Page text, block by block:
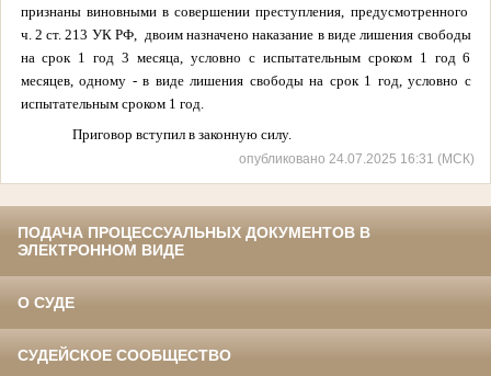
признаны виновными всовершении преступления, предусмотренного
ч. 2 ст. 213 УК РФ,
двоим назначено наказание в виде лишения свободы
на срок 1 год 3 месяца, условно с испытательным сроком 1 год 6
месяцев, одному - в виде лишения свободы на срок 1 год, условно с
испытательным сроком 1 год.
Приговор вступил в законную силу.
опубликовано 24.07.2025 16:31 (МСК)
ПОДАЧА ПРОЦЕССУАЛЬНЫХ ДОКУМЕНТОВ В
ЭЛЕКТРОННОМ ВИДЕ
О СУДЕ
СУДЕЙСКОЕ СООБЩЕСТВО